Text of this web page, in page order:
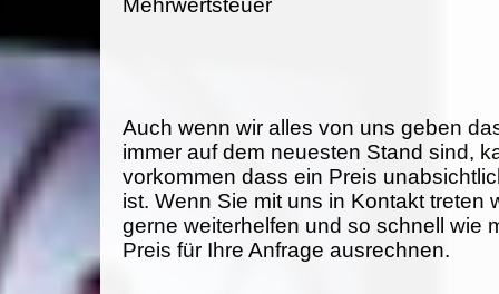
Mehrwertsteuer
Auch wenn wir alles von uns geben
immer auf dem neuesten Stand sind,
vorkommen dass ein Preis
ist. Wenn Sie mit uns in Kontakt treten
gerne weiterhelfen und so schnell wie
Preis für Ihre Anfrage ausrechnen.